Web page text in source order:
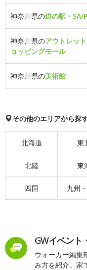
神奈川県の道の駅・SA/
神奈川県のアウトレッ
ョッピングモール
神奈川県の美術館
その他のエリアから探
北海道 東
北陸 東
四国 九州
GWイベント
ウォーカー編集
み方を紹介。家